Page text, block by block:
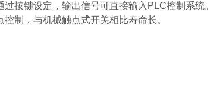
按键设定，输出信号可直接输入PLC控制系统。
制，与机械触点式开关相比寿命长。